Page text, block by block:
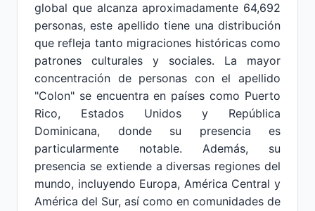
global que alcanza aproximadamente 64,692
personas, este apellido tiene una distribución
que refleja tanto migraciones históricas como
patrones culturales y sociales. La mayor
concentración de personas con el apellido
"Colon" se encuentra en países como Puerto
Rico, Estados Unidos y República
Dominicana, donde su presencia es
particularmente notable. Además, su
presencia se extiende a diversas regiones del
mundo, incluyendo Europa, América Central y
América del Sur, así como en comunidades de